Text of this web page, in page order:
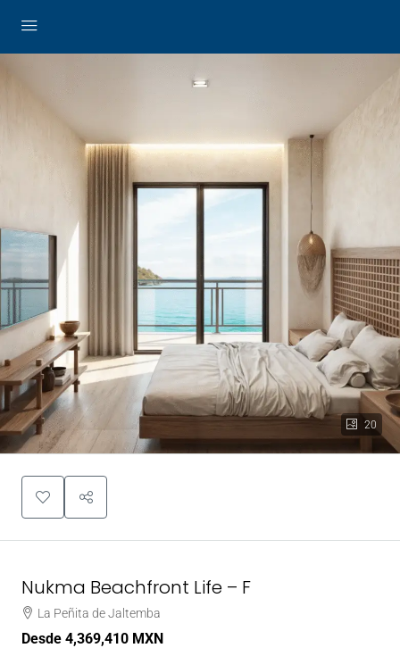
20
Nukma Beachfront Life – F
La Peñita de Jaltemba
Desde 4,369,410 MXN